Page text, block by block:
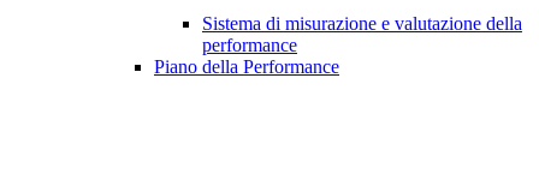
Sistema di misurazione e valutazione della
performance
Piano della Performance